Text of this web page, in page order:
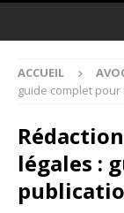
ACCUEIL
guide complet
légales :